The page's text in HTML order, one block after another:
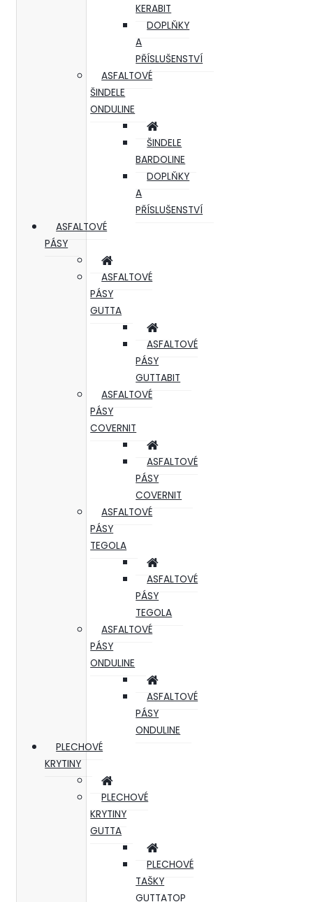
KERABIT
DOPLŇKY
A
PŘÍSLUŠENSTVÍ
ASFALTOVÉ
ŠINDELE
ONDULINE
ŠINDELE
BARDOLINE
DOPLŇKY
A
PŘÍSLUŠENSTVÍ
ASFALTOVÉ
PÁSY
ASFALTOVÉ
PÁSY
GUTTA
ASFALTOVÉ
PÁSY
GUTTABIT
ASFALTOVÉ
PÁSY
COVERNIT
ASFALTOVÉ
PÁSY
COVERNIT
ASFALTOVÉ
PÁSY
TEGOLA
ASFALTOVÉ
PÁSY
TEGOLA
ASFALTOVÉ
PÁSY
ONDULINE
ASFALTOVÉ
PÁSY
ONDULINE
PLECHOVÉ
KRYTINY
PLECHOVÉ
KRYTINY
GUTTA
PLECHOVÉ
TAŠKY
GUTTATOP